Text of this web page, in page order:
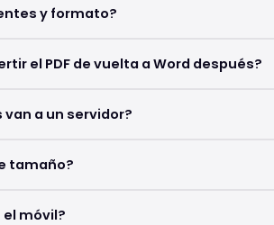
y formato?
el PDF de vuelta a Word después?
van a un servidor?
tamaño?
el móvil?